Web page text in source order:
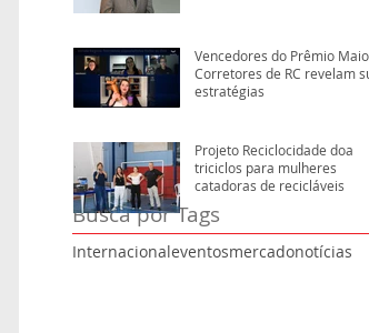
Busca por Tags
Internacionaleventosmercadonotícias
Vencedores do Prêmio
Corretores de RC revelam
estratégias
Projeto Reciclocidade doa
triciclos para mulheres
catadoras de recicláveis